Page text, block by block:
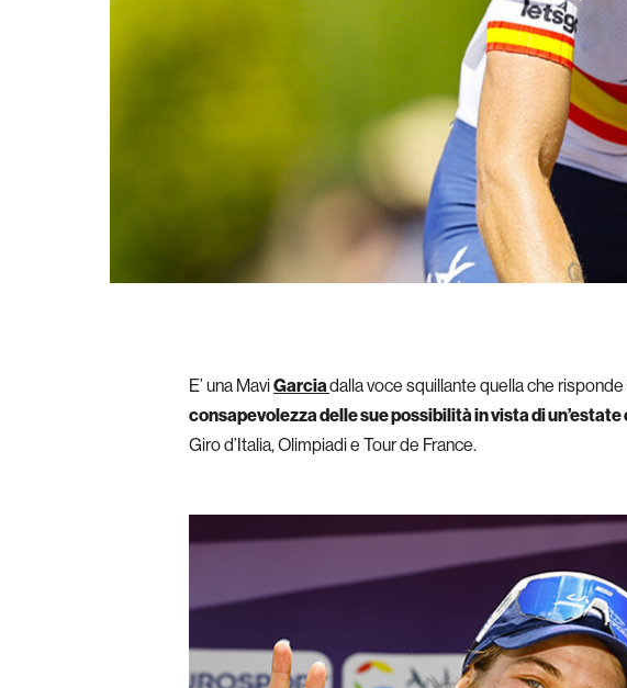
E’ una MaviGarciadalla voce squillante quella che
consapevolezza delle sue possibilità in vista di
Giro d’Italia, Olimpiadi e Tour de France.